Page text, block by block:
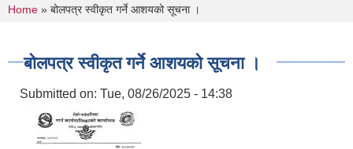
You are here
Home » बोलपत्र स्वीकृत गर्ने आशयको सूचना ।
बोलपत्र स्वीकृत गर्ने आशयको सूचना ।
Submitted on: Tue, 08/26/2025 - 14:38